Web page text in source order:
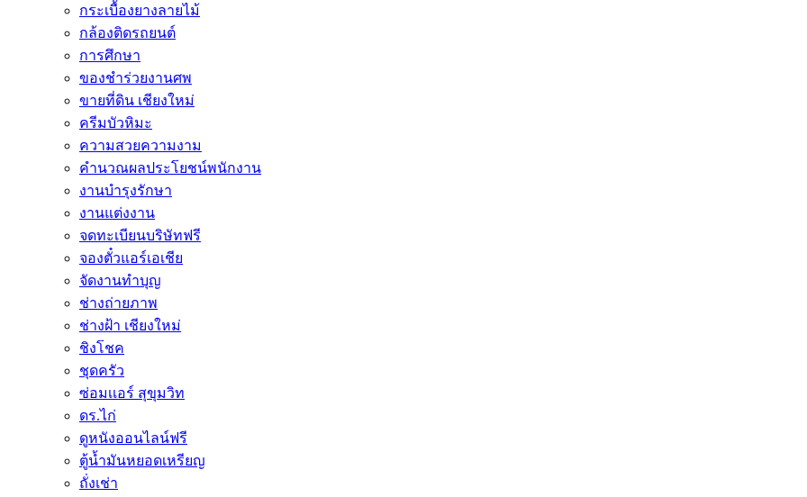
กระเบื้องยางลายไม้
กล้องติดรถยนต์
การศึกษา
ของชำร่วยงานศพ
ขายที่ดิน เชียงใหม่
ครีมบัวหิมะ
ความสวยความงาม
คำนวณผลประโยชน์พนักงาน
งานบำรุงรักษา
งานแต่งงาน
จดทะเบียนบริษัทฟรี
จองตั๋วแอร์เอเชีย
จัดงานทำบุญ
ช่างถ่ายภาพ
ช่างฝ้า เชียงใหม่
ชิงโชค
ชุดครัว
ซ่อมเเอร์ สุขุมวิท
ดร.ไก่
ดูหนังออนไลน์ฟรี
ตู้น้ำมันหยอดเหรียญ
ถั่งเช่า